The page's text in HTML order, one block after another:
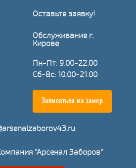
Оставьте заявку!
Обслуживание г.
Кирове
Пн-Пт: 9.00-22.00
Сб-Вс: 10.00-21.00
Записаться на замер
"Арсенал Заборов"